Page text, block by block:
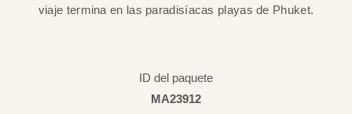
viaje termina en las paradisíacas playas de Phuket.
ID del paquete
MA23912